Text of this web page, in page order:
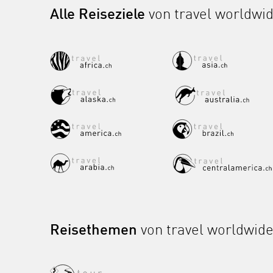
Alle Reiseziele von travel
Reisethemen von travel worldwide